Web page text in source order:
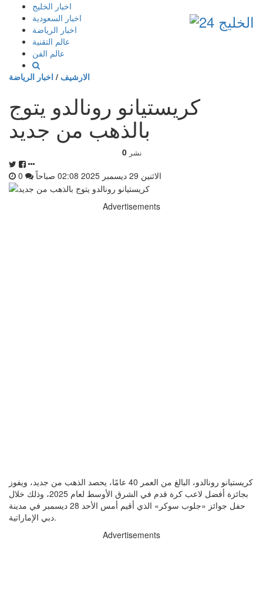
إذهب
المحتوى
اخبار الخليج
اخبار السعودية
اخبار الرياضة
عالم التقنية
عالم الفن
الارشيف / اخبار الرياضة
كريستيانو رونالدو يتوج
بالذهب من جديد
0 نشر
الاثنين 29 ديسمبر 2025 02:08 صباحاً
Advertisements
كريستيانو رونالدو، البالغ من العمر 40 عامًا، يحصد الذهب من جديد، ويفوز
بجائزة أفضل لاعب كرة قدم في الشرق الأوسط لعام 2025، وذلك خلال
حفل جوائز «جلوب سوكر» الذي أقيم أمس الأحد 28 ديسمبر في مدينة
دبي الإماراتية.
Advertisements